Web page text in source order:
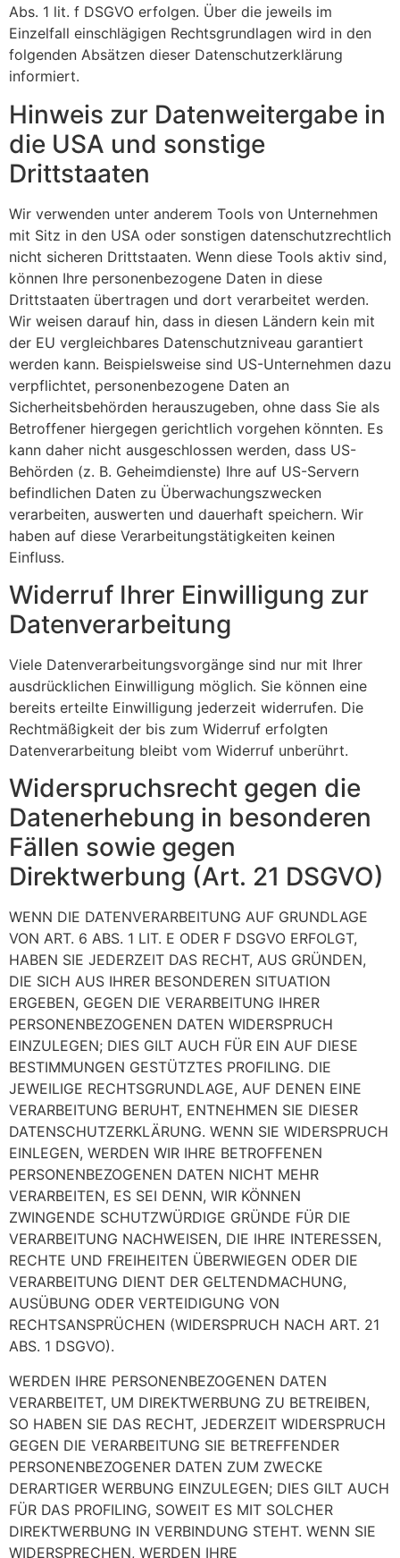
Abs. 1 lit. f DSGVO erfolgen. Über die jeweils im
Einzelfall einschlägigen Rechtsgrundlagen wird in den
folgenden Absätzen dieser Datenschutzerklärung
informiert.
Hinweis zur Datenweitergabe in
die USA und sonstige
Drittstaaten
Wir verwenden unter anderem Tools von Unternehmen
mit Sitz in den USA oder sonstigen datenschutzrechtlich
nicht sicheren Drittstaaten. Wenn diese Tools aktiv sind,
können Ihre personenbezogene Daten in diese
Drittstaaten übertragen und dort verarbeitet werden.
Wir weisen darauf hin, dass in diesen Ländern kein mit
der EU vergleichbares Datenschutzniveau garantiert
werden kann. Beispielsweise sind US-Unternehmen dazu
verpflichtet, personenbezogene Daten an
Sicherheitsbehörden herauszugeben, ohne dass Sie als
Betroffener hiergegen gerichtlich vorgehen könnten. Es
kann daher nicht ausgeschlossen werden, dass US-
Behörden (z. B. Geheimdienste) Ihre auf US-Servern
befindlichen Daten zu Überwachungszwecken
verarbeiten, auswerten und dauerhaft speichern. Wir
haben auf diese Verarbeitungstätigkeiten keinen
Einfluss.
Widerruf Ihrer Einwilligung zur
Datenverarbeitung
Viele Datenverarbeitungsvorgänge sind nur mit Ihrer
ausdrücklichen Einwilligung möglich. Sie können eine
bereits erteilte Einwilligung jederzeit widerrufen. Die
Rechtmäßigkeit der bis zum Widerruf erfolgten
Datenverarbeitung bleibt vom Widerruf unberührt.
Widerspruchsrecht gegen die
Datenerhebung in besonderen
Fällen sowie gegen
Direktwerbung (Art. 21 DSGVO)
WENN DIE DATENVERARBEITUNG AUF GRUNDLAGE
VON ART. 6 ABS. 1 LIT. E ODER F DSGVO ERFOLGT,
HABEN SIE JEDERZEIT DAS RECHT, AUS GRÜNDEN,
DIE SICH AUS IHRER BESONDEREN SITUATION
ERGEBEN, GEGEN DIE VERARBEITUNG IHRER
PERSONENBEZOGENEN DATEN WIDERSPRUCH
EINZULEGEN; DIES GILT AUCH FÜR EIN AUF DIESE
BESTIMMUNGEN GESTÜTZTES PROFILING. DIE
JEWEILIGE RECHTSGRUNDLAGE, AUF DENEN EINE
VERARBEITUNG BERUHT, ENTNEHMEN SIE DIESER
DATENSCHUTZERKLÄRUNG. WENN SIE WIDERSPRUCH
EINLEGEN, WERDEN WIR IHRE BETROFFENEN
PERSONENBEZOGENEN DATEN NICHT MEHR
VERARBEITEN, ES SEI DENN, WIR KÖNNEN
ZWINGENDE SCHUTZWÜRDIGE GRÜNDE FÜR DIE
VERARBEITUNG NACHWEISEN, DIE IHRE INTERESSEN,
RECHTE UND FREIHEITEN ÜBERWIEGEN ODER DIE
VERARBEITUNG DIENT DER GELTENDMACHUNG,
AUSÜBUNG ODER VERTEIDIGUNG VON
RECHTSANSPRÜCHEN (WIDERSPRUCH NACH ART. 21
ABS. 1 DSGVO).
WERDEN IHRE PERSONENBEZOGENEN DATEN
VERARBEITET, UM DIREKTWERBUNG ZU BETREIBEN,
SO HABEN SIE DAS RECHT, JEDERZEIT WIDERSPRUCH
GEGEN DIE VERARBEITUNG SIE BETREFFENDER
PERSONENBEZOGENER DATEN ZUM ZWECKE
DERARTIGER WERBUNG EINZULEGEN; DIES GILT AUCH
FÜR DAS PROFILING, SOWEIT ES MIT SOLCHER
DIREKTWERBUNG IN VERBINDUNG STEHT. WENN SIE
WIDERSPRECHEN, WERDEN IHRE